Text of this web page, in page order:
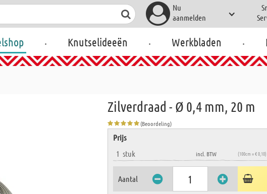
Nu
aanmelden
. Knutselideeën . Werkbladen .
Zilverdraad - Ø 0,4 mm, 20 m
(Beoordeling)
Prijs
1 stuk incl. BTW (100cm = € 0,10)
Aantal